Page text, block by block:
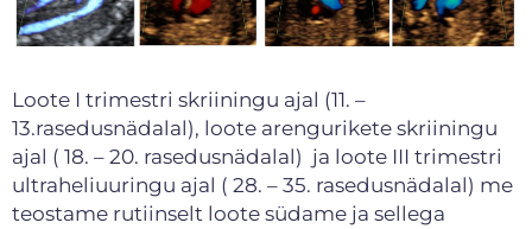
Loote I trimestri skriiningu ajal (11. –
13.rasedusnädalal), loote arengurikete skriiningu
ajal ( 18. – 20. rasedusnädalal) ja loote III trimestri
ultraheliuuringu ajal ( 28. – 35. rasedusnädalal) me
teostame rutiinselt loote südame ja sellega